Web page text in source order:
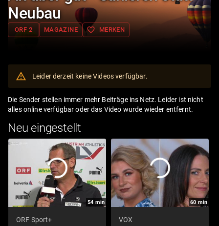
Neubau
ORF 2 MAGAZINE favorite_border MERKEN
Leider derzeit keine Videos verfügbar.
Die Sender stellen immer mehr Beiträge ins Netz. Leider ist nicht
alles online verfügbar oder das Video wurde wieder entfernt.
Neu eingestellt
54 min
ORF Sport+
60 min
VOX